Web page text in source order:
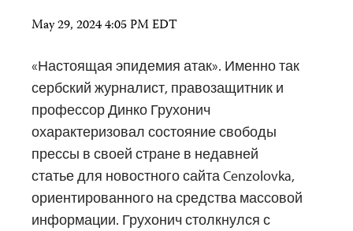
May 29, 2024 4:05 PM EDT
«Настоящая эпидемия атак». Именно так
сербский журналист, правозащитник и
профессор Динко Грухонич
охарактеризовал состояние свободы
прессы в своей стране в недавней
статье для новостного сайта Cenzolovka,
ориентированного на средства массовой
информации. Грухонич столкнулся с